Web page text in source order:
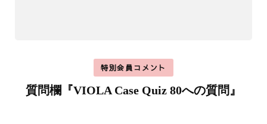
特別会員コメント
質問欄『VIOLA Case Quiz 80への質問』